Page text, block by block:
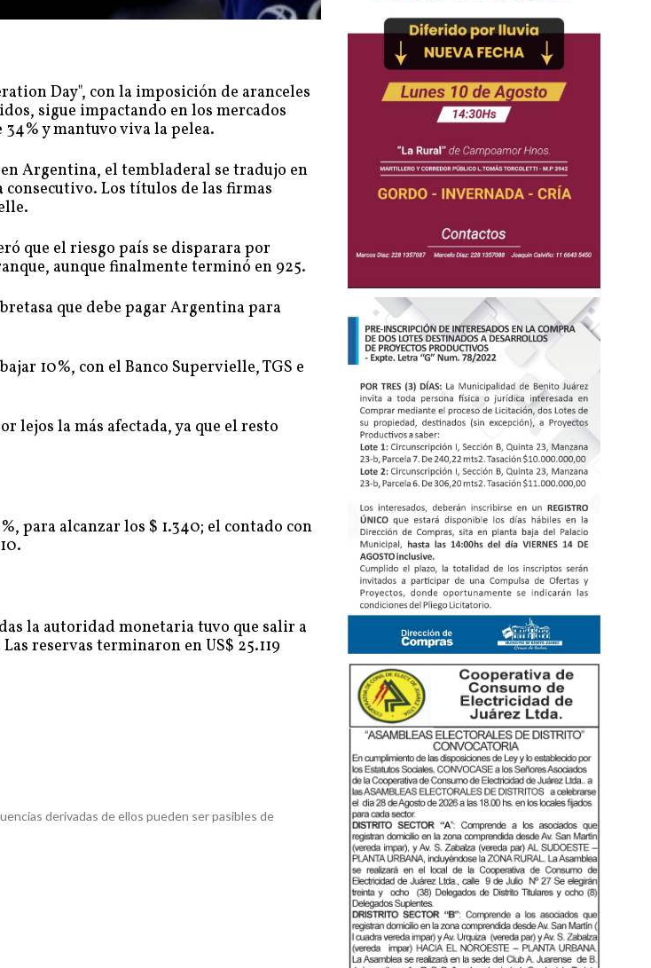
Day", con la imposición de aranceles
sigue impactando en los mercados
y mantuvo viva la pelea.
en Argentina, el tembladeral se tradujo en
consecutivo. Los títulos de las firmas
que el riesgo país se disparara por
aunque finalmente terminó en 925.
que debe pagar Argentina para
10%, con el Banco Supervielle, TGS e
lejos la más afectada, ya que el resto
para alcanzar los $ 1.340; el contado con
la autoridad monetaria tuvo que salir a
reservas terminaron en US$ 25.119
derivadas de ellos pueden ser pasibles de